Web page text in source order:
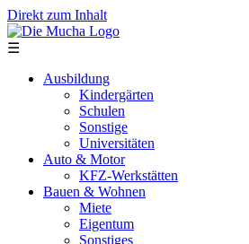
Direkt zum Inhalt
☰
Ausbildung
Kindergärten
Schulen
Sonstige
Universitäten
Auto & Motor
KFZ-Werkstätten
Bauen & Wohnen
Miete
Eigentum
Sonstiges